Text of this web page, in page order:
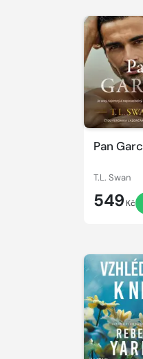
Pan
T.L. Swan
549 Kč
Přehrát
ukázku
Přehrát
ukázku